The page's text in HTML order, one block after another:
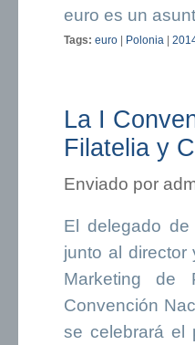
euro es un
Tags: euro Polonia
La I
Filatelia y
Enviado por
El delegado
junto al
Marketing de
Convención
se celebrará el